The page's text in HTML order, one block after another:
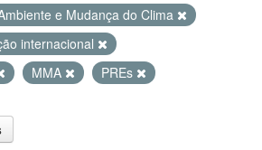
e Mudança do Clima
internacional
MMA
PREs